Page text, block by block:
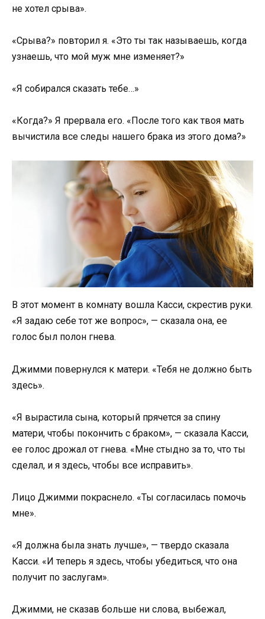
не хотел срыва».
«Срыва?» повторил я. «Это ты так называешь, когда
узнаешь, что мой муж мне изменяет?»
«Я собирался сказать тебе…»
«Когда?» Я прервала его. «После того как твоя мать
вычистила все следы нашего брака из этого дома?»
В этот момент в комнату вошла Касси, скрестив руки.
«Я задаю себе тот же вопрос», — сказала она, ее
голос был полон гнева.
Джимми повернулся к матери. «Тебя не должно быть
здесь».
«Я вырастила сына, который прячется за спину
матери, чтобы покончить с браком», — сказала Касси,
ее голос дрожал от гнева. «Мне стыдно за то, что ты
сделал, и я здесь, чтобы все исправить».
Лицо Джимми покраснело. «Ты согласилась помочь
мне».
«Я должна была знать лучше», — твердо сказала
Касси. «И теперь я здесь, чтобы убедиться, что она
получит по заслугам».
Джимми, не сказав больше ни слова, выбежал,